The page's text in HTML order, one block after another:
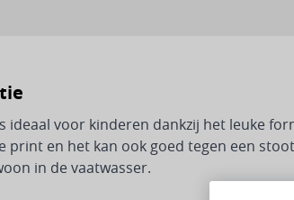
ideaal voor kinderen dankzij het leuke
print en het kan ook goed tegen een
in de vaatwasser.